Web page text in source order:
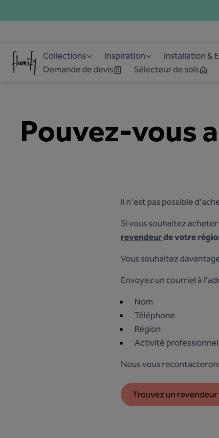
Collections Inspiration Installation &
Demande de devis
Sélecteur de sols
Pouvez-vous
Il n'est pas possible
Si vous souhaitez
revendeurde votre
Vous souhaitez
Envoyez un courriel à
Nom
Téléphone
Région
Activité
Nous vous
Trouvez un